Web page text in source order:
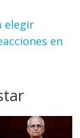
elegir
en